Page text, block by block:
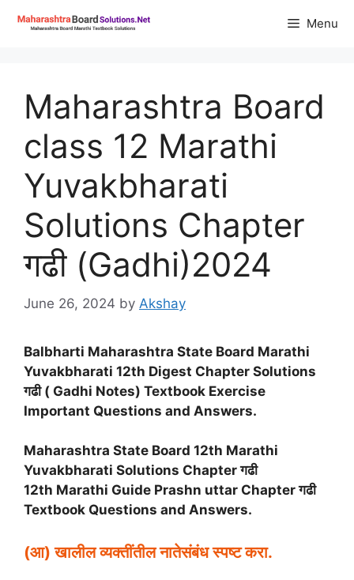
Menu
Maharashtra Board
class 12 Marathi
Yuvakbharati
Solutions Chapter
गढी (Gadhi)2024
June 26, 2024 by Akshay
Balbharti Maharashtra State Board Marathi
Yuvakbharati 12th Digest Chapter Solutions
गढी ( Gadhi Notes) Textbook Exercise
Important Questions and Answers.
Maharashtra State Board 12th Marathi
Yuvakbharati Solutions Chapter गढी
12th Marathi Guide Prashn uttar Chapter गढी
Textbook Questions and Answers.
(आ) खालील व्यक्तींतील नातेसंबंध स्पष्ट करा.